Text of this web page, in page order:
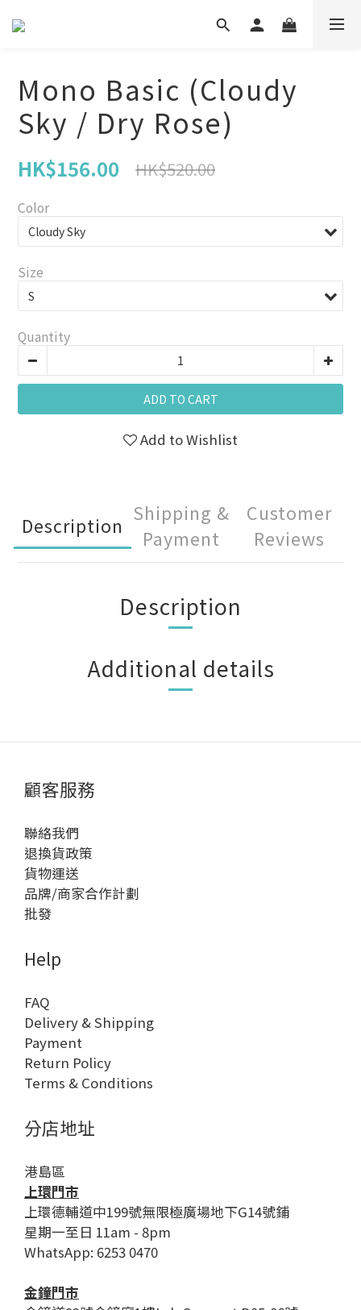
Mono Basic (Cloudy
Sky / Dry Rose)
HK$156.00 HK$520.00
Color
Size
Quantity
ADD TO CART
Add to Wishlist
Description
Shipping &
Payment
Customer
Reviews
Description
Additional details
顧客服務
聯絡我們
退換貨政策
貨物運送
品牌/商家合作計劃
批發
Help
FAQ
Delivery & Shipping
Payment
Return Policy
Terms & Conditions
分店地址
港島區
上環門市
上環德輔道中199號無限極廣場地下G14號鋪
星期一至日 11am - 8pm
WhatsApp: 6253 0470
金鐘門市